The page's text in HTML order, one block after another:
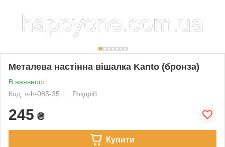
Металева настінна вішалка Kanto (бронза)
В наявності
Код: v-h-085-35
Роздріб
245 ₴
Купити